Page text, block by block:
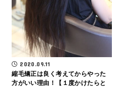
2020.09.11
縮毛矯正は良く考えてからやった
方がいい理由！【１度かけたらと